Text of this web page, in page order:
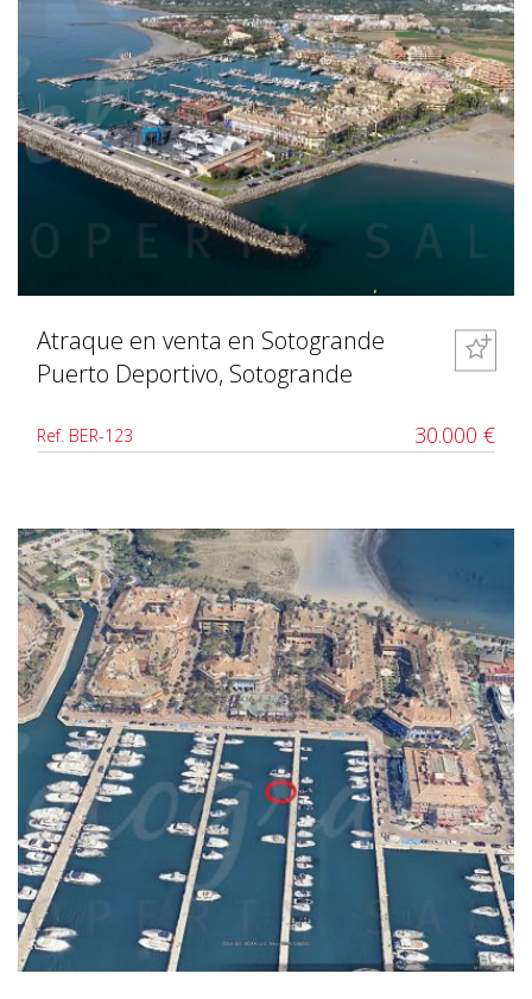
Atraque en venta en Sotogrande
Puerto Deportivo, Sotogrande
Ref. BER-123 30.000 €